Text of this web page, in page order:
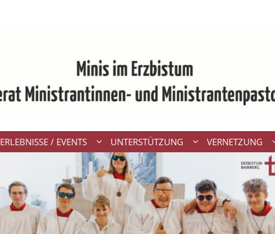
ERLEBNISSE / EVENTS UNTERSTÜTZUNG VERNETZUNG